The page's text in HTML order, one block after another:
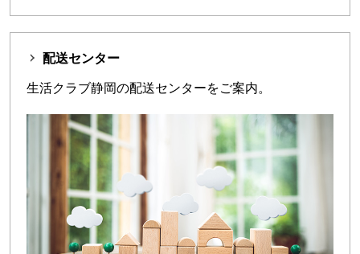
配送センター
生活クラブ静岡の配送センターをご案内。